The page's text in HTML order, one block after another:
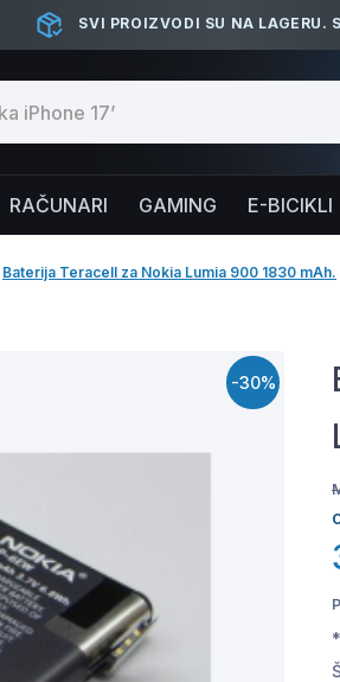
SVI PROIZVODI SU NA LAGERU.
RAČUNARI GAMING E-BICIKLI
Baterija Teracell za Nokia Lumia 900 1830 mAh.
-30%